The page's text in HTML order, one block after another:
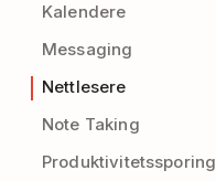
Kalendere
Messaging
Nettlesere
Note Taking
Produktivitetssporing